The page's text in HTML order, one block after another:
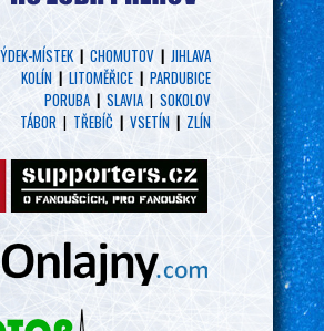
MÍSTEK| CHOMUTOV | JIHLAVA
KOLÍN | LITOMĚŘICE | PARDUBICE
PORUBA | SLAVIA | SOKOLOV
TÁBOR | TŘEBÍČ | VSETÍN | ZLÍN